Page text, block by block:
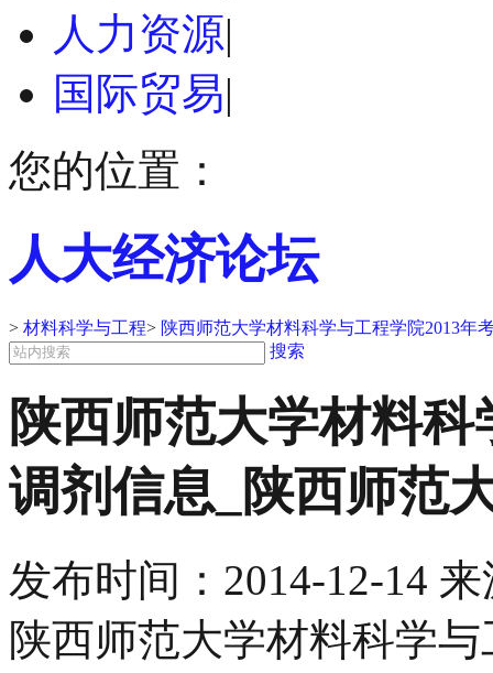
人力资源|
国际贸易|
您的位置：
人大经济论坛
> 材料科学与工程> 陕西师范大学材料科学与工程学院2013年
搜索
陕西师范大学材料
调剂信息_陕西师范
发布时间： 2014-12-14 来
陕西师范大学材料科学